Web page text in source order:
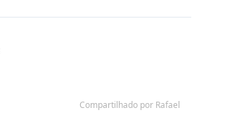
Compartilhado por Rafael